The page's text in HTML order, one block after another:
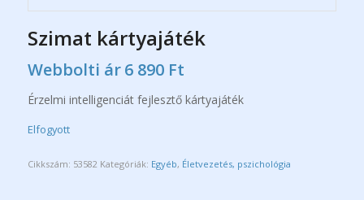
Szimat kártyajáték
Webbolti ár 6 890 Ft
Érzelmi intelligenciát fejlesztő kártyajáték
Elfogyott
Cikkszám: 53582 Kategóriák: Egyéb, Életvezetés, pszichológia